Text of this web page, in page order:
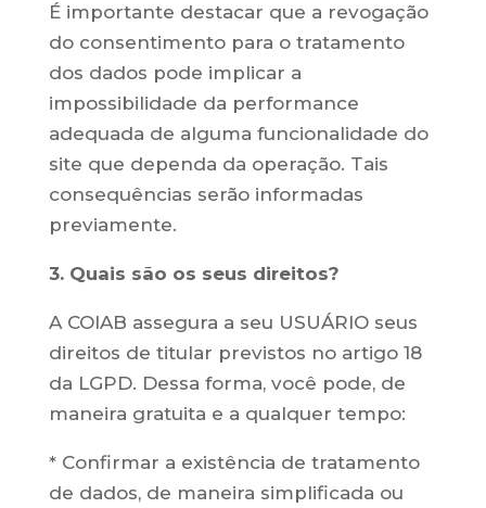
É importante destacar que a revogação
do consentimento para o tratamento
dos dados pode implicar a
impossibilidade da performance
adequada de alguma funcionalidade do
site que dependa da operação. Tais
consequências serão informadas
previamente.
3. Quais são os seus direitos?
A COIAB assegura a seu USUÁRIO seus
direitos de titular previstos no artigo 18
da LGPD. Dessa forma, você pode, de
maneira gratuita e a qualquer tempo:
* Confirmar a existência de tratamento
de dados, de maneira simplificada ou